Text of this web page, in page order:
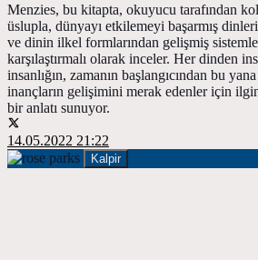
Menzies, bu kitapta, okuyucu tarafından
üslupla, dünyayı etkilemeyi başarmış
ve dinin ilkel formlarından gelişmiş
karşılaştırmalı olarak inceler. Her dinden
insanlığın, zamanın başlangıcından bu
inançların gelişimini merak edenler için
bir anlatı sunuyor.
14.05.2022 21:22
Kalpir